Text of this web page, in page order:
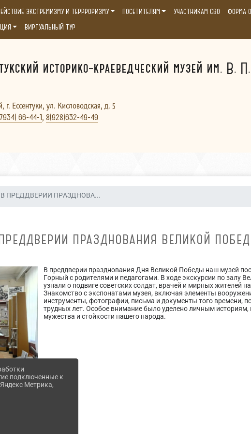
ЭКСТРЕМИЗМУ И ТЕРРРОРИЗМУ ПОСЕТИТЕЛЯМ УЧАСТНИКАМ СВО ФОРМА
ВИРТУАЛЬНЫЙ ТУР
историко-краеведческий музей им. В. П.
г. Ессентуки, ул. Кисловодская, д. 5
66-44-1, 8(928)632-49-49
В ПРЕДДВЕРИИ ПРАЗДНОВА...
ПРАЗДНОВАНИЯ ВЕЛИКОЙ
В преддверии празднования Дня Великой Победы наш музей
Горный с родителями и педагогами. В ходе экскурсии по залу
узнали о подвиге советских солдат, врачей и мирных жителей
Знакомство с экспонатами музея, включая элементы
инструменты, фотографии, письма и документы того времени,
трудных лет. Особое внимание было уделено личным
мужества и стойкости нашего народа.
подключенные к
Метрика,